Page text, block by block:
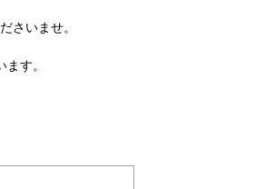
さいませ。
す。